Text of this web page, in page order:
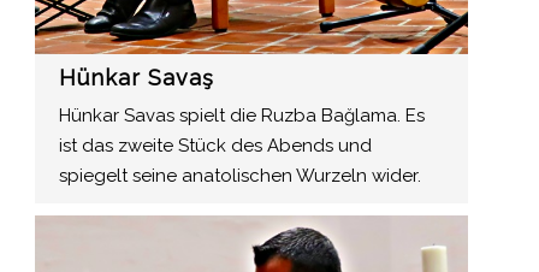
Hünkar Savaş
Hünkar Savas spielt die Ruzba Bağlama. Es
ist das zweite Stück des Abends und
spiegelt seine anatolischen Wurzeln wider.